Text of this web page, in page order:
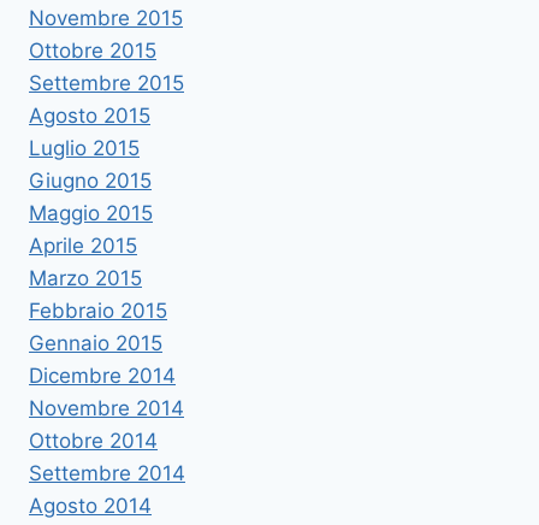
Novembre 2015
Ottobre 2015
Settembre 2015
Agosto 2015
Luglio 2015
Giugno 2015
Maggio 2015
Aprile 2015
Marzo 2015
Febbraio 2015
Gennaio 2015
Dicembre 2014
Novembre 2014
Ottobre 2014
Settembre 2014
Agosto 2014